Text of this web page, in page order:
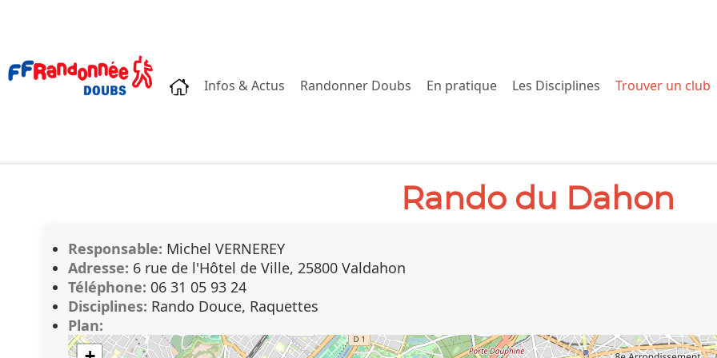
Accueil
Infos & Actus Randonner Doubs En pratique Les Disciplines Trouver un club
Rando du Dahon
Responsable: Michel VERNEREY
Adresse: 6 rue de l'Hôtel de Ville, 25800 Valdahon
Téléphone: 06 31 05 93 24
Disciplines: Rando Douce, Raquettes
Plan: